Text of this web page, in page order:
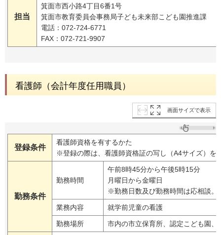
担当
箕面市西小路4丁目6番1号
箕面市教育委員会事務局子ども未来部こども園推進課
電話：072-724-6771
FAX：072-721-9907
看護師（会計年度任用職員）
画面サイズで表示
登録条件
看護師資格を有するかた
※登録の際は、看護師資格証の写し（A4サイズ）を
勤務条件
勤務時間
午前8時45分から午後5時15分
月曜日から金曜日
※勤務日数及び勤務時間は応相談。
業務内容 就学前児童の看護
勤務場所 市内の市立保育所、認定こども園、